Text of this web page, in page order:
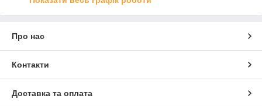
Про нас
Контакти
Доставка та оплата